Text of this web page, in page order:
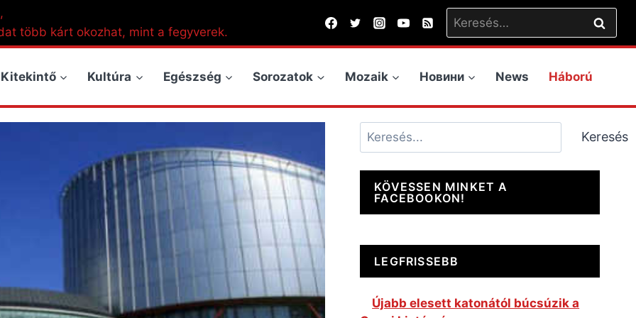
több kárt okozhat, mint a fegyverek.
Keresés:
Kitekintő Kultúra Egészség Sorozatok Mozaik Новини News Háború
Keresés Keresés
KÖVESSEN MINKET A
FACEBOOKON!
LEGFRISSEBB
Újabb elesett katonától búcsúzik a